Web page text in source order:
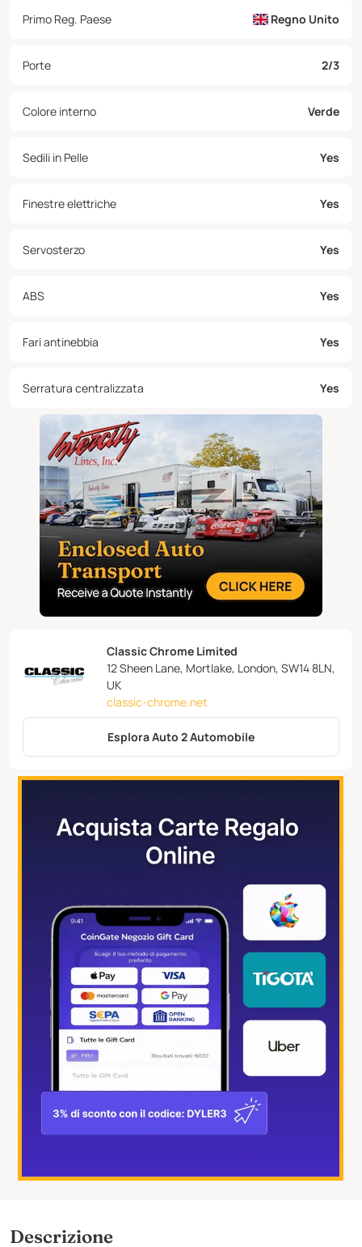
Primo Reg. Paese Regno Unito
Porte 2/3
Colore interno Verde
Sedili in Pelle Yes
Finestre elettriche Yes
Servosterzo Yes
ABS Yes
Fari antinebbia Yes
Serratura centralizzata Yes
Classic Chrome Limited
12 Sheen Lane, Mortlake, London, SW14 8LN,
UK
classic-chrome.net
Esplora Auto 2 Automobile
Descrizione